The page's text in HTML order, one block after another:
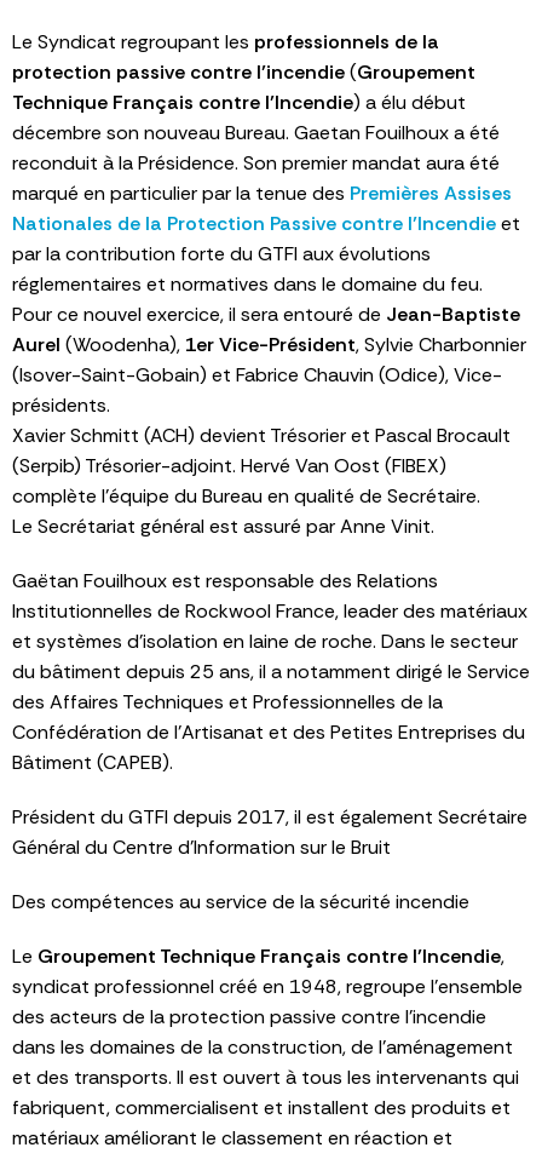
Le Syndicat regroupant les professionnels de la
protection passive contre l’incendie(Groupement
Technique Français contre l’Incendie) a élu début
décembre son nouveau Bureau. Gaetan Fouilhoux a été
reconduit à la Présidence. Son premier mandat aura été
marqué en particulier par la tenue des Premières Assises
Nationales de la Protection Passive contre l’Incendieet
par la contribution forte du GTFI aux évolutions
réglementaires et normatives dans le domaine du feu.
Pour ce nouvel exercice, il sera entouré de Jean-Baptiste
Aurel (Woodenha), 1er Vice-Président, Sylvie Charbonnier
(Isover-Saint-Gobain) et Fabrice Chauvin (Odice), Vice-
présidents.
Xavier Schmitt (ACH) devient Trésorier et Pascal Brocault
(Serpib) Trésorier-adjoint. Hervé Van Oost (FIBEX)
complète l’équipe du Bureau en qualité de Secrétaire.
Le Secrétariat général est assuré par Anne Vinit.
Gaëtan Fouilhoux est responsable des Relations
Institutionnelles de Rockwool France, leader des matériaux
et systèmes d’isolation en laine de roche. Dans le secteur
du bâtiment depuis 25 ans, il a notamment dirigé le Service
des Affaires Techniques et Professionnelles de la
Confédération de l’Artisanat et des Petites Entreprises du
Bâtiment (CAPEB).
Président du GTFI depuis 2017, il est également Secrétaire
Général du Centre d’Information sur le Bruit
Des compétences au service de la sécurité incendie
Le Groupement Technique Français contre l’Incendie,
syndicat professionnel créé en 1948, regroupe l’ensemble
des acteurs de la protection passive contre l’incendie
dans les domaines de la construction, de l’aménagement
et des transports. Il est ouvert à tous les intervenants qui
fabriquent, commercialisent et installent des produits et
matériaux améliorant le classement en réaction et